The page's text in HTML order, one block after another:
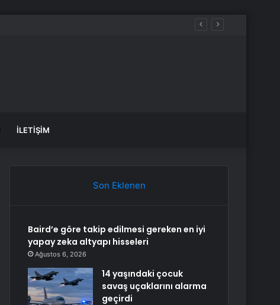
İLETIŞIM
Son Eklenen
Baird’e göre takip edilmesi gereken en iyi
yapay zeka altyapı hisseleri
Ağustos 6, 2026
14 yaşındaki çocuk
savaş uçaklarını alarma
geçirdi